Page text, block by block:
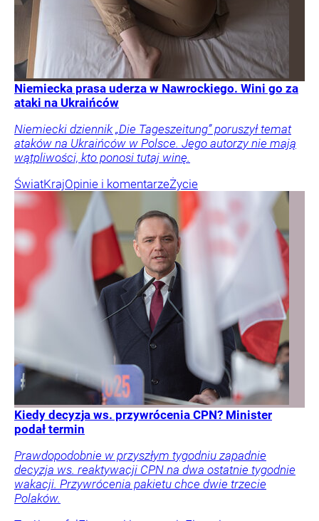
Niemiecka prasa uderza w Nawrockiego. Wini go za
ataki na Ukraińców
Niemiecki dziennik „Die Tageszeitung” poruszył temat
ataków na Ukraińców w Polsce. Jego autorzy nie mają
wątpliwości, kto ponosi tutaj winę.
ŚwiatKrajOpinie i komentarzeŻycie
Kiedy decyzja ws. przywrócenia CPN? Minister
podał termin
Prawdopodobnie w przyszłym tygodniu zapadnie
decyzja ws. reaktywacji CPN na dwa ostatnie tygodnie
wakacji. Przywrócenia pakietu chce dwie trzecie
Polaków.